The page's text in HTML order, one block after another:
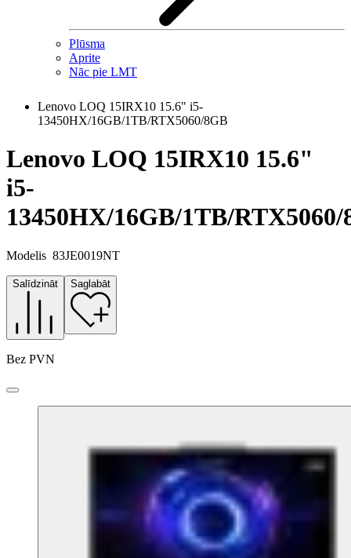
Plūsma
Aprite
Nāc pie LMT
Lenovo LOQ 15IRX10 15.6" i5-
13450HX/16GB/1TB/RTX5060/8GB
Lenovo LOQ 15IRX10 15.6"
i5-
13450HX/16GB/1TB/RTX5060/
Modelis 83JE0019NT
Salīdzināt Saglabāt
Bez PVN